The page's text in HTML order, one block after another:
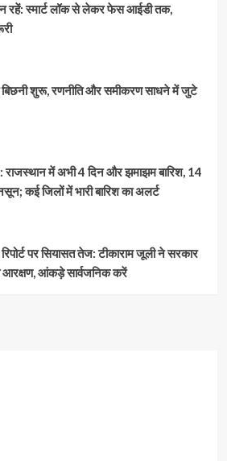
रहें: स्मार्ट लॉक से लेकर फेस आईडी तक,
बिछनी शुरू, रणनीति और समीकरण साधने में जुटे
में अभी 4 दिन और झमाझम बारिश, 14
कई जिलों में भारी बारिश का अलर्ट
पर सियासत तेज: टीकाराम जूली ने सरकार
आरक्षण, आंकड़े सार्वजनिक करें